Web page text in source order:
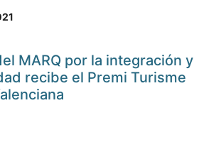
MARQ por la integración y
recibe el Premi Turisme